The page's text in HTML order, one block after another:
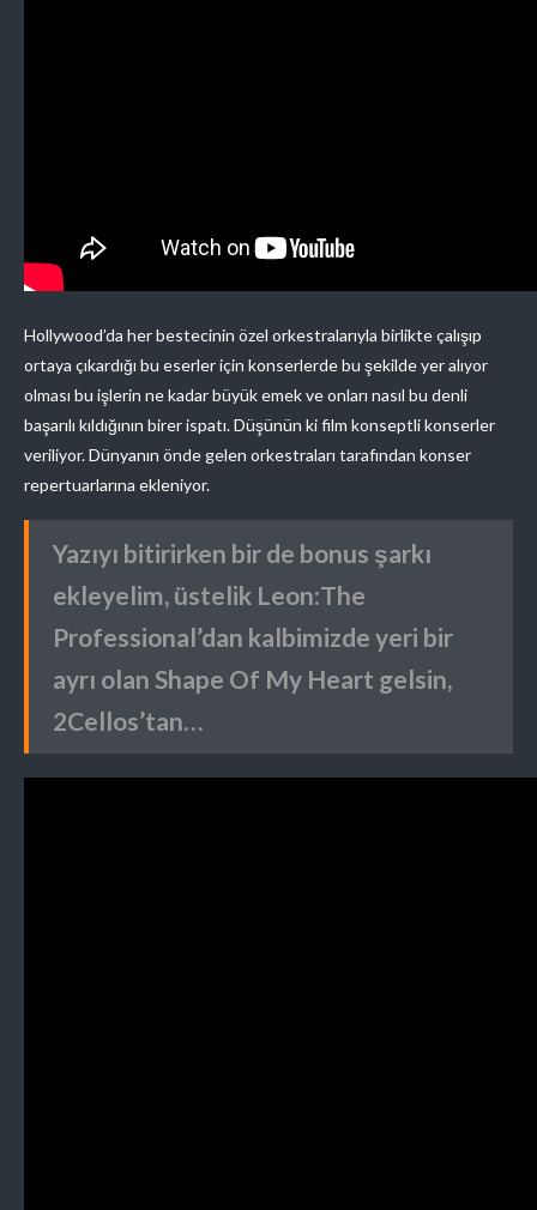
Hollywood’da her bestecinin özel orkestralarıyla birlikte çalışıp
ortaya çıkardığı bu eserler için konserlerde bu şekilde yer alıyor
olması bu işlerin ne kadar büyük emek ve onları nasıl bu denli
başarılı kıldığının birer ispatı. Düşünün ki film konseptli konserler
veriliyor. Dünyanın önde gelen orkestraları tarafından konser
repertuarlarına ekleniyor.
Yazıyı bitirirken bir de bonus şarkı
ekleyelim, üstelik Leon:The
Professional’dan kalbimizde yeri bir
ayrı olan Shape Of My Heart gelsin,
2Cellos’tan…